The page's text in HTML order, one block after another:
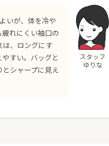
いが、体を冷や
れにくい袖口の
は、ロングにす
すい。バッグと
シャープに見え
スタッフ
ゆりな